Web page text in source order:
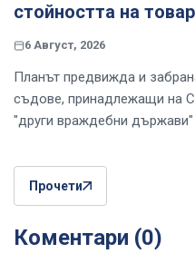
стойността на
6 Август, 2026
Планът предвижда и
съдове, принадлежащи на
"други враждебни държави"
Прочети
Коментари (0)